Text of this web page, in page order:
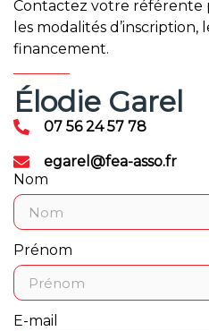
Contactez votre
les modalités
financement.
Élodie Garel
07 56 24 57 78
egarel@fea-asso.fr
Nom
Prénom
E-mail